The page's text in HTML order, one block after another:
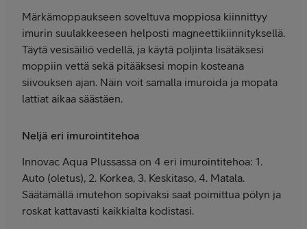
Märkämoppaukseen soveltuva moppiosa kiinnittyy
imurin suulakkeeseen helposti magneettikiinnityksellä.
Täytä vesisäiliö vedellä, ja käytä poljinta lisätäksesi
moppiin vettä sekä pitääksesi mopin kosteana
siivouksen ajan. Näin voit samalla imuroida ja mopata
lattiat aikaa säästäen.
Neljä eri imurointitehoa
Innovac Aqua Plussassa on 4 eri imurointitehoa: 1.
Auto (oletus), 2. Korkea, 3. Keskitaso, 4. Matala.
Säätämällä imutehon sopivaksi saat poimittua pölyn ja
roskat kattavasti kaikkialta kodistasi.